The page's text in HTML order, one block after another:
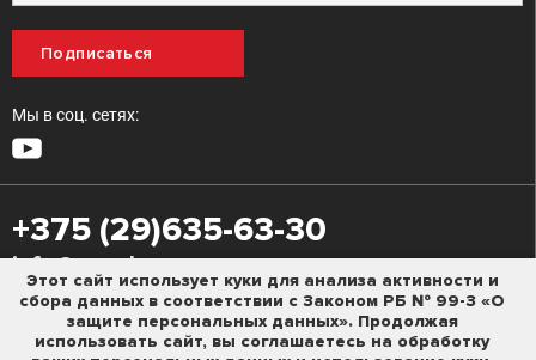
Подписаться
Мы в соц. сетях:
+375 (29)635-63-30
info@m-m.by
Политика конфиденциальности
Этот сайт использует куки для анализа активности и
сбора данных в соответствии с Законом РБ № 99-З «О
защите персональных данных». Продолжая
использовать сайт, вы соглашаетесь на обработку